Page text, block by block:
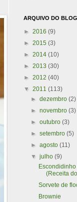
ARQUIVO DO BLOG
► 2016 (9)
► 2015 (3)
► 2014 (10)
► 2013 (30)
► 2012 (40)
▼ 2011 (113)
►dezembro(2)
►novembro(3)
►outubro(3)
►setembro(5)
►agosto(11)
▼julho(9)
(Receita
Sorvete de
Brownie